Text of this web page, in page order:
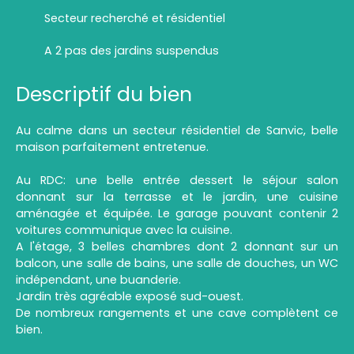
Secteur recherché et résidentiel
A 2 pas des jardins suspendus
Descriptif du bien
Au calme dans un secteur résidentiel de Sanvic, belle
maison parfaitement entretenue.
Au RDC: une belle entrée dessert le séjour salon
donnant sur la terrasse et le jardin, une cuisine
aménagée et équipée. Le garage pouvant contenir 2
voitures communique avec la cuisine.
A l'étage, 3 belles chambres dont 2 donnant sur un
balcon, une salle de bains, une salle de douches, un WC
indépendant, une buanderie.
Jardin très agréable exposé sud-ouest.
De nombreux rangements et une cave complètent ce
bien.